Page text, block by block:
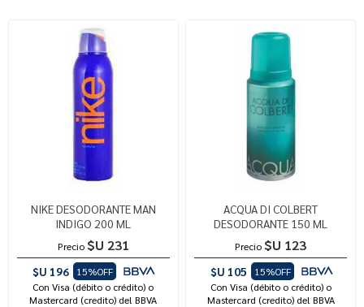
NIKE DESODORANTE MAN
INDIGO 200 ML
Precio $U 231
$U 196
15%OFF
Con Visa (débito o crédito) o
Mastercard (credito) del BBVA
ACQUA DI COLBERT
DESODORANTE 150 ML
Precio $U 123
$U 105
15%OFF
Con Visa (débito o crédito) o
Mastercard (credito) del BBVA